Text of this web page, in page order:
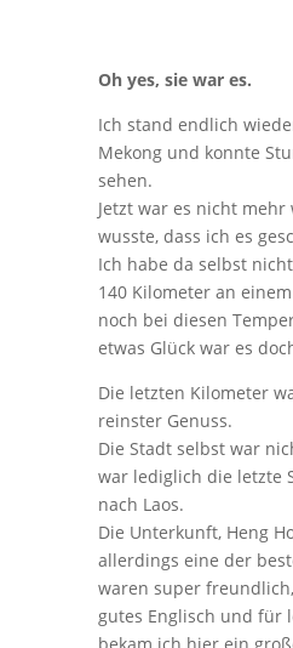
Oh yes, sie war es.
Ich stand endlich
Mekong und konnte
sehen.
Jetzt war es nicht
wusste, dass ich es
Ich habe da selbst
140 Kilometer an
noch bei diesen
etwas Glück war es
Die letzten Kilometer
reinster Genuss.
Die Stadt selbst war
war lediglich die letzte
nach Laos.
Die Unterkunft, Heng
allerdings eine der
waren super
gutes Englisch und für
bekam ich hier ein